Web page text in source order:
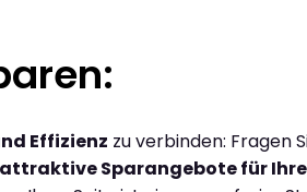
Effizienz zu verbinden: Fragen
attraktive Sparangebote für